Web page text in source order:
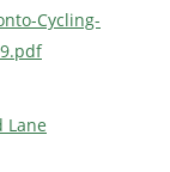
Cycling-
Lane